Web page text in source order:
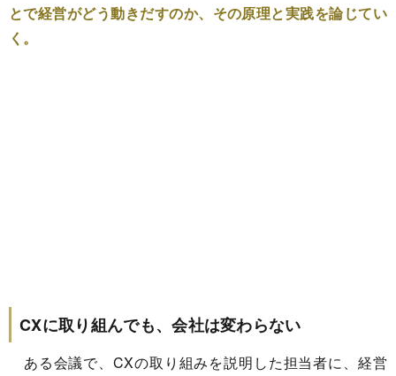
とで経営がどう動きだすのか、その原理と実践を論じてい
く。
CXに取り組んでも、会社は変わらない
ある会議で、CXの取り組みを説明した担当者に、経営